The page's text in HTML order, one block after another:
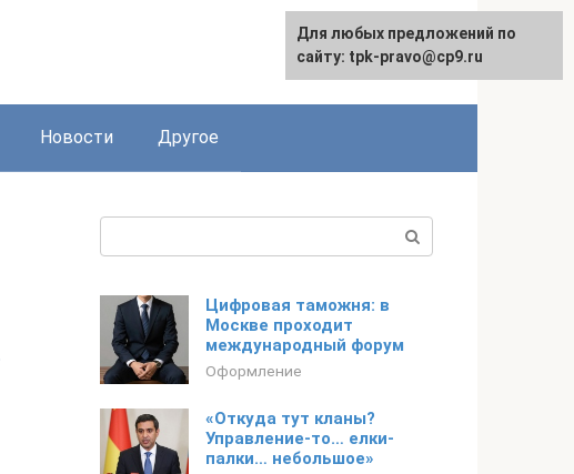
Новости Другое
Цифровая таможня: в
Москве проходит
международный форум
Оформление
«Откуда тут кланы?
Управление-то… елки-
палки… небольшое»
Для любых предложений по
сайту: tpk-pravo@cp9.ru